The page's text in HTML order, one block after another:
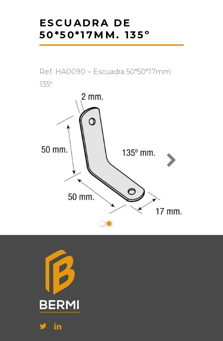
ESCUADRA DE
50*50*17MM. 135º
Ref. HA0090 – Escuadra 50*50*17mm
135º